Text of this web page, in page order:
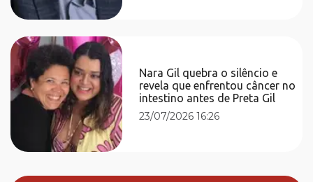
Nara Gil quebra o silêncio e
revela que enfrentou câncer no
intestino antes de Preta Gil
23/07/2026 16:26